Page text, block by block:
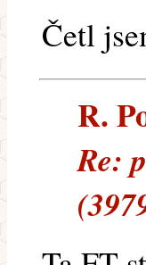
Četl
R.
Re: